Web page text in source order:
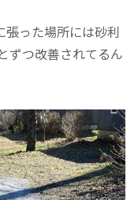
張った場所には砂利
ずつ改善されてるん